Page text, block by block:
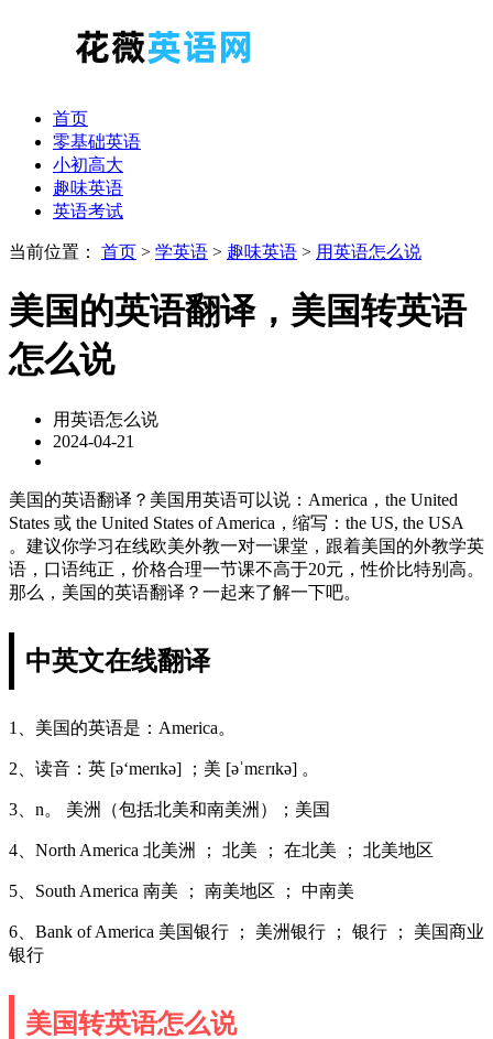
首页
零基础英语
小初高大
趣味英语
英语考试
当前位置： 首页 > 学英语 > 趣味英语 > 用英语怎么说
美国的英语翻译，美国转英语
怎么说
用英语怎么说
2024-04-21
美国的英语翻译？美国用英语可以说：America，the United
States 或 the United States of America，缩写：the US, the USA
。建议你学习在线欧美外教一对一课堂，跟着美国的外教学英
语，口语纯正，价格合理一节课不高于20元，性价比特别高。
那么，美国的英语翻译？一起来了解一下吧。
中英文在线翻译
1、美国的英语是：America。
2、读音：英 [ə‘merɪkə] ；美 [əˈmɛrɪkə] 。
3、n。 美洲（包括北美和南美洲）；美国
4、North America 北美洲 ； 北美 ； 在北美 ； 北美地区
5、South America 南美 ； 南美地区 ； 中南美
6、Bank of America 美国银行 ； 美洲银行 ； 银行 ； 美国商业
银行
美国转英语怎么说